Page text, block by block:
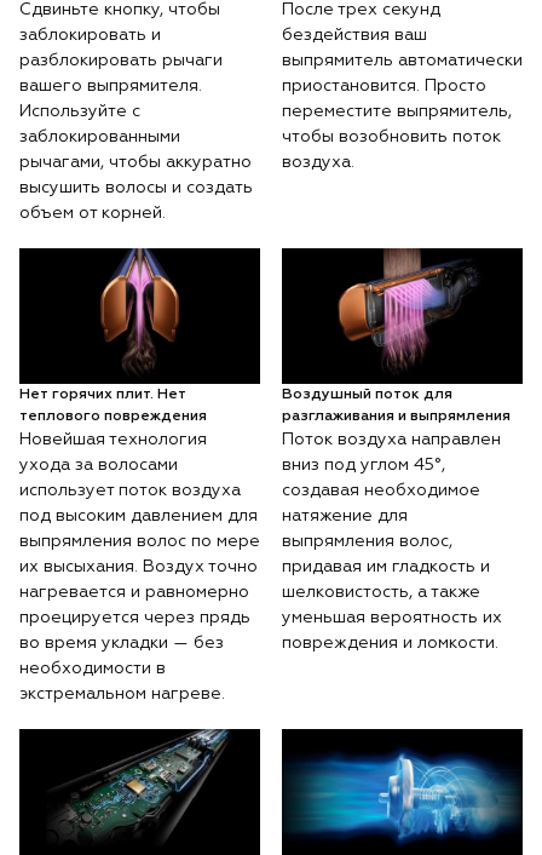
Сдвиньте кнопку, чтобы
заблокировать и
разблокировать рычаги
вашего выпрямителя.
Используйте с
заблокированными
рычагами, чтобы аккуратно
высушить волосы и создать
объем от корней.
После трех секунд
бездействия ваш
выпрямитель автоматически
приостановится. Просто
переместите выпрямитель,
чтобы возобновить поток
воздуха.
Нет горячих плит. Нет
теплового повреждения
Новейшая технология
ухода за волосами
использует поток воздуха
под высоким давлением для
выпрямления волос по мере
их высыхания. Воздух точно
нагревается и равномерно
проецируется через прядь
во время укладки — без
необходимости в
экстремальном нагреве.
Воздушный поток для
разглаживания и выпрямления
Поток воздуха направлен
вниз под углом 45°,
создавая необходимое
натяжение для
выпрямления волос,
придавая им гладкость и
шелковистость, а также
уменьшая вероятность их
повреждения и ломкости.